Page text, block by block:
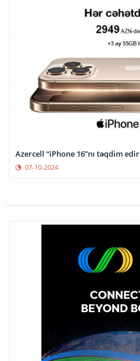
Azercell “iPhone 16”nı təqdim edir
07-10-2024